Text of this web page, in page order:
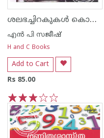
ശലഭച്ചിറകുകള്‍ കൊഴിയുന്ന ചരിത്രശിശിരത്തില്‍
എന്‍ പി സജീഷ്‌
H and C Books
Add to Cart
Rs 85.00
5
4
3
2
1